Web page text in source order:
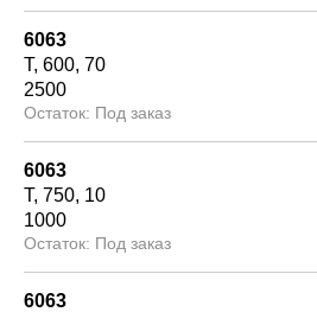
6063
Т 600 70
2500
Под заказ
6063
Т 750 10
1000
Под заказ
6063